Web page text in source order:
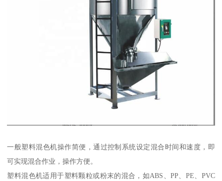
一般塑料混色机操作简便，通过控制系统设定混合时间和速度，即
可实现混合作业，操作方便。
塑料混色机适用于塑料颗粒或粉末的混合，如ABS、PP、PE、PVC